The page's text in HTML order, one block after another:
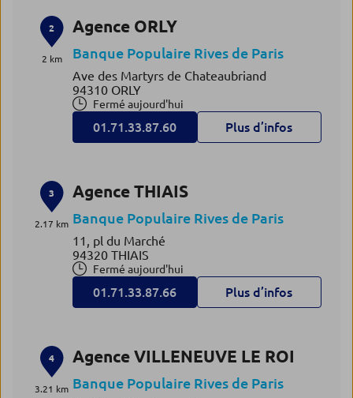
2
2 km
Agence ORLY
Banque Populaire Rives de Paris
Ave des Martyrs de Chateaubriand
94310 ORLY
Fermé aujourd'hui
01.71.33.87.60 Plus d’infos
3
2.17 km
Agence THIAIS
Banque Populaire Rives de Paris
11, pl du Marché
94320 THIAIS
Fermé aujourd'hui
01.71.33.87.66 Plus d’infos
4
3.21 km
Agence VILLENEUVE LE ROI
Banque Populaire Rives de Paris